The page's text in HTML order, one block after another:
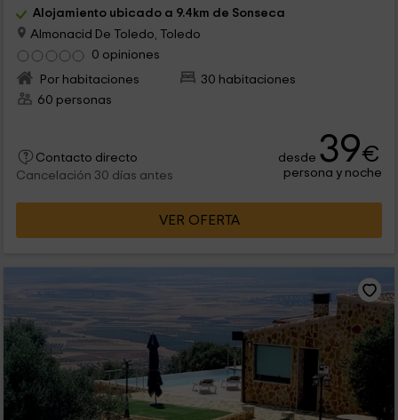
Alojamiento ubicado a 9.4km de Sonseca
Almonacid De Toledo, Toledo
0 opiniones
Por habitaciones
30 habitaciones
60 personas
Contacto directo
Cancelación 30 días antes
desde 39€
persona y noche
VER OFERTA